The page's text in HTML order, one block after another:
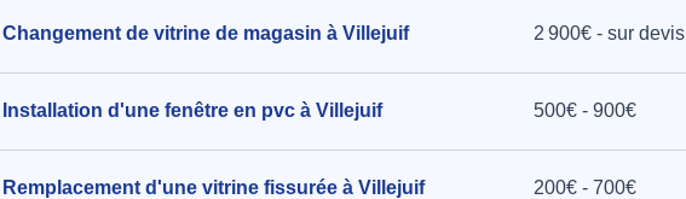
Changement de vitrine de magasin à Villejuif 2 900€ - sur devis
Installation d'une fenêtre en pvc à Villejuif 500€ - 900€
Remplacement d'une vitrine fissurée à Villejuif 200€ - 700€